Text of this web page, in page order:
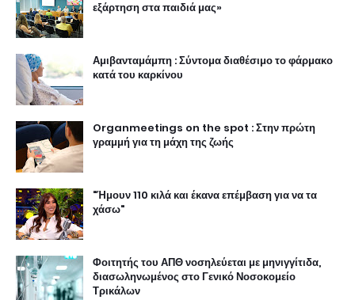
εξάρτηση στα παιδιά μας»
Αμιβανταμάμπη : Σύντομα διαθέσιμο το φάρμακο
κατά του καρκίνου
Organmeetings on the spot : Στην πρώτη
γραμμή για τη μάχη της ζωής
"Ήμουν 110 κιλά και έκανα επέμβαση για να τα
χάσω"
Φοιτητής του ΑΠΘ νοσηλεύεται με μηνιγγίτιδα,
διασωληνωμένος στο Γενικό Νοσοκομείο
Τρικάλων